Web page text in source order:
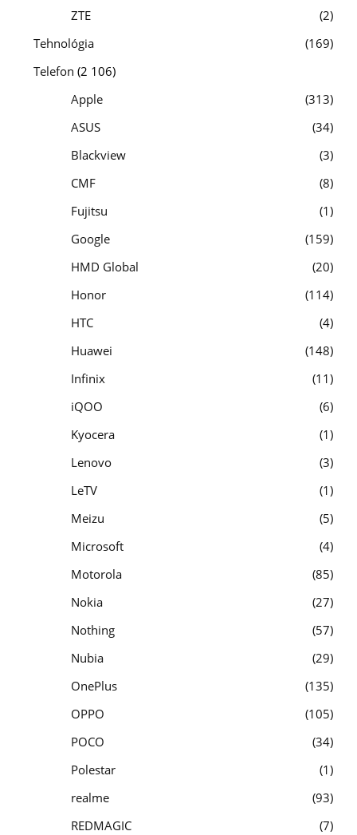
ZTE
2
Tehnológia
169
Telefon (2 106)
Apple
313
ASUS
34
Blackview
3
CMF
8
Fujitsu
1
Google
159
HMD Global
20
Honor
114
HTC
4
Huawei
148
Infinix
11
iQOO
6
Kyocera
1
Lenovo
3
LeTV
1
Meizu
5
Microsoft
4
Motorola
85
Nokia
27
Nothing
57
Nubia
29
OnePlus
135
OPPO
105
POCO
34
Polestar
1
realme
93
REDMAGIC
7